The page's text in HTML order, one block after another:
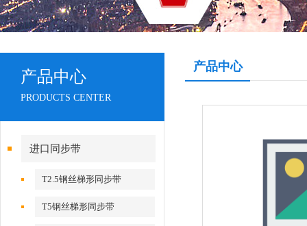
产品中心
PRODUCTS CENTER
进口同步带
T2.5钢丝梯形同步带
T5钢丝梯形同步带
产品中心